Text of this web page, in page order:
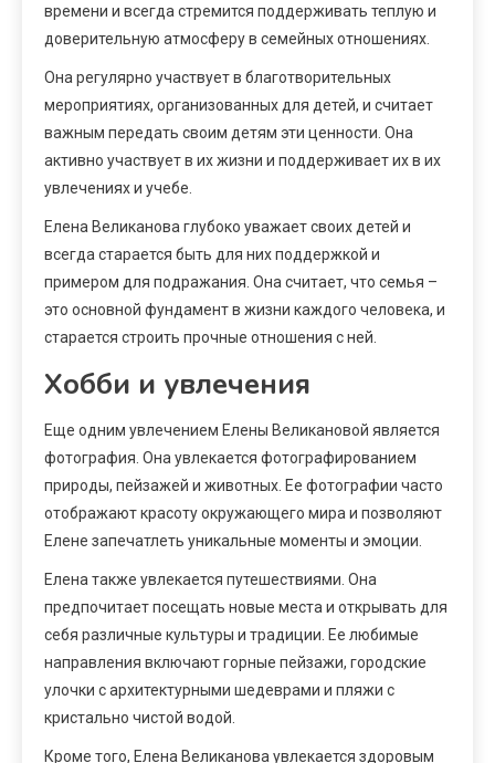
времени и всегда стремится поддерживать теплую и
доверительную атмосферу в семейных отношениях.
Она регулярно участвует в благотворительных
мероприятиях, организованных для детей, и считает
важным передать своим детям эти ценности. Она
активно участвует в их жизни и поддерживает их в их
увлечениях и учебе.
Елена Великанова глубоко уважает своих детей и
всегда старается быть для них поддержкой и
примером для подражания. Она считает, что семья –
это основной фундамент в жизни каждого человека, и
старается строить прочные отношения с ней.
Хобби и увлечения
Еще одним увлечением Елены Великановой является
фотография. Она увлекается фотографированием
природы, пейзажей и животных. Ее фотографии часто
отображают красоту окружающего мира и позволяют
Елене запечатлеть уникальные моменты и эмоции.
Елена также увлекается путешествиями. Она
предпочитает посещать новые места и открывать для
себя различные культуры и традиции. Ее любимые
направления включают горные пейзажи, городские
улочки с архитектурными шедеврами и пляжи с
кристально чистой водой.
Кроме того, Елена Великанова увлекается здоровым